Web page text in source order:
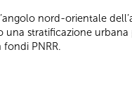
nord-orientale
stratificazione
PNRR.